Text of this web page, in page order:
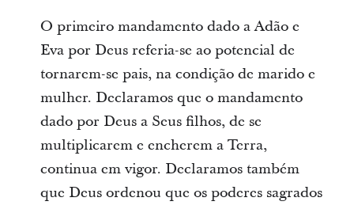
O primeiro mandamento dado a Adão e
Eva por Deus referia-se ao potencial de
tornarem-se pais, na condição de marido e
mulher. Declaramos que o mandamento
dado por Deus a Seus filhos, de se
multiplicarem e encherem a Terra,
continua em vigor. Declaramos também
que Deus ordenou que os poderes sagrados